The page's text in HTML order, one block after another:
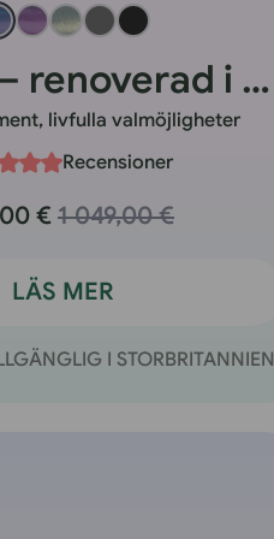
F20 Pro – renoverad i Storbritannien
livfulla valmöjligheter
Recensioner
€ 1 049,00 €
LÄS MER
I STORBRITANNIEN